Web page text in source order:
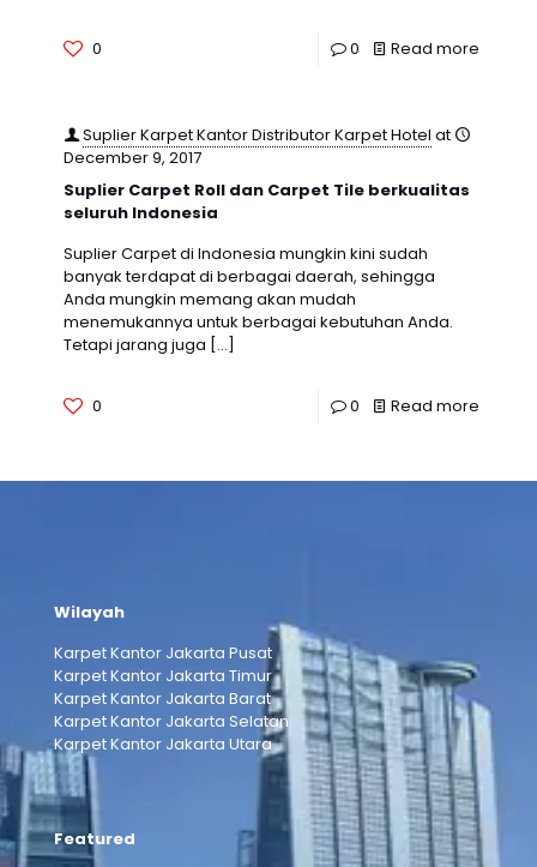
0 0 Read more
Suplier Karpet Kantor Distributor Karpet Hotel at
December 9, 2017
Suplier Carpet Roll dan Carpet Tile berkualitas
seluruh Indonesia
Suplier Carpet di Indonesia mungkin kini sudah
banyak terdapat di berbagai daerah, sehingga
Anda mungkin memang akan mudah
menemukannya untuk berbagai kebutuhan Anda.
Tetapi jarang juga […]
0 0 Read more
Wilayah
Karpet Kantor Jakarta Pusat
Karpet Kantor Jakarta Timur
Karpet Kantor Jakarta Barat
Karpet Kantor Jakarta Selatan
Karpet Kantor Jakarta Utara
Featured